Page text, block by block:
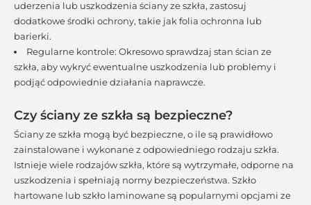
uderzenia lub uszkodzenia ściany ze szkła, zastosuj
dodatkowe środki ochrony, takie jak folia ochronna lub
barierki.
Regularne kontrole: Okresowo sprawdzaj stan ścian ze
szkła, aby wykryć ewentualne uszkodzenia lub problemy i
podjąć odpowiednie działania naprawcze.
Czy ściany ze szkła są bezpieczne?
Ściany ze szkła mogą być bezpieczne, o ile są prawidłowo
zainstalowane i wykonane z odpowiedniego rodzaju szkła.
Istnieje wiele rodzajów szkła, które są wytrzymałe, odporne na
uszkodzenia i spełniają normy bezpieczeństwa. Szkło
hartowane lub szkło laminowane są popularnymi opcjami ze